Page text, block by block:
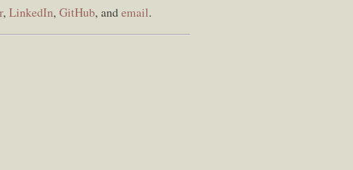
, LinkedIn, GitHub, andemail.